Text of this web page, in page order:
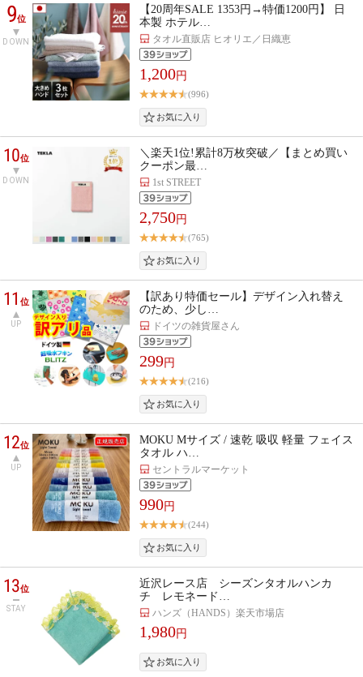
9位
DOWN
【20周年SALE 1353円→特価1200円】 日
本製 ホテル…
タオル直販店 ヒオリエ／日織恵
1,200円
(996)
10位
DOWN
＼楽天1位!累計8万枚突破／【まとめ買い
クーポン最…
1st STREET
2,750円
(765)
11位
UP
【訳あり特価セール】デザイン入れ替え
のため、少し…
ドイツの雑貨屋さん
299円
(216)
12位
UP
MOKU Mサイズ / 速乾 吸収 軽量 フェイス
タオル ハ…
セントラルマーケット
990円
(244)
13位
STAY
近沢レース店 シーズンタオルハンカ
チ レモネード…
ハンズ（HANDS）楽天市場店
1,980円